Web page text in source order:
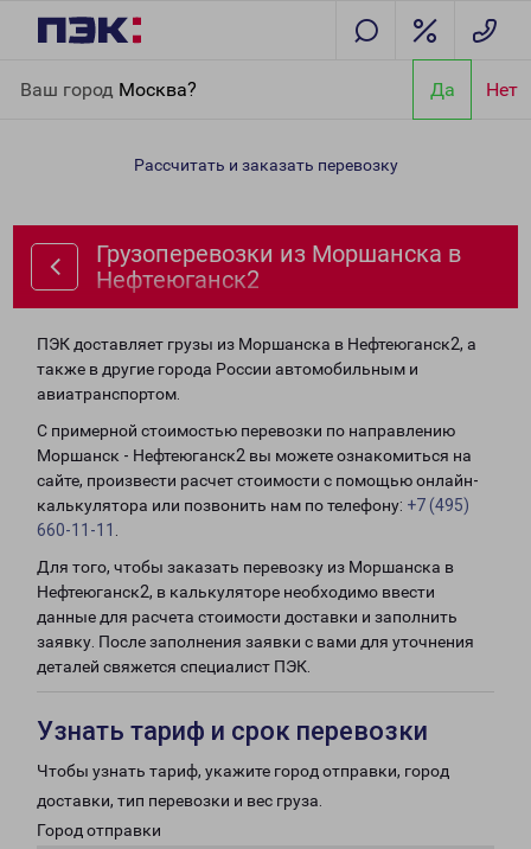
Ваш город Москва? Да Нет
Нефтеюганск2
Рассчитать и заказать перевозку
Грузоперевозки из Моршанска в
Нефтеюганск2
ПЭК доставляет грузы из Моршанска в Нефтеюганск2, а
также в другие города России автомобильным и
авиатранспортом.
С примерной стоимостью перевозки по направлению
Моршанск - Нефтеюганск2 вы можете ознакомиться на
сайте, произвести расчет стоимости с помощью онлайн-
калькулятора или позвонить нам по телефону: +7 (495)
660-11-11
Для того, чтобы заказать перевозку из Моршанска в
Нефтеюганск2, в калькуляторе необходимо ввести
данные для расчета стоимости доставки и заполнить
заявку. После заполнения заявки с вами для уточнения
деталей свяжется специалист ПЭК.
Узнать тариф и срок перевозки
Чтобы узнать тариф, укажите город отправки, город
доставки, тип перевозки и вес груза.
Город отправки